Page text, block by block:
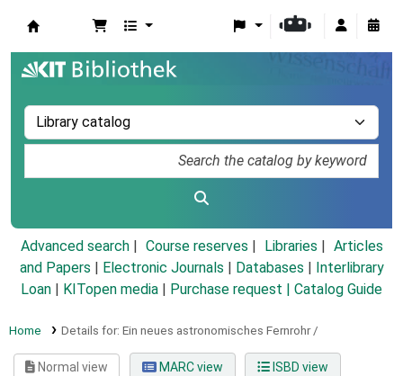
Advanced search Course reserves Libraries
Articles
and Papers
Electronic Journals Databases
Interlibrary
Loan
KITopen media Purchase request | Catalog Guide
Home Details for: Ein neues astronomisches Fernrohr /
Normal view MARC view ISBD view